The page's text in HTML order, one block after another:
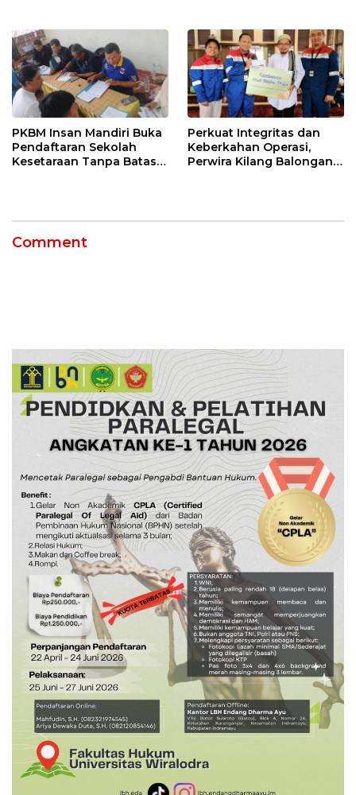
PKBM Insan Mandiri Buka
Pendaftaran Sekolah
Kesetaraan Tanpa Batas
Perkuat Integritas dan
Keberkahan Operasi,
Perwira Kilang Balongan
Comment